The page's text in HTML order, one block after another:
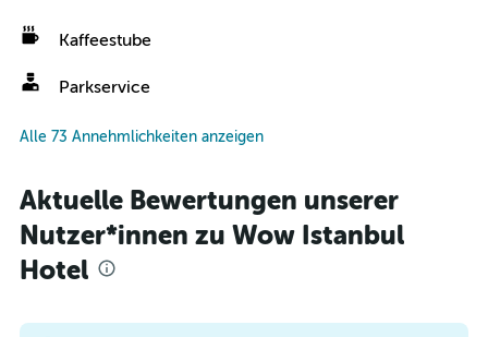
Kaffeestube
Parkservice
Alle 73 Annehmlichkeiten anzeigen
Aktuelle Bewertungen unserer
Nutzer*innen zu Wow Istanbul
Hotel